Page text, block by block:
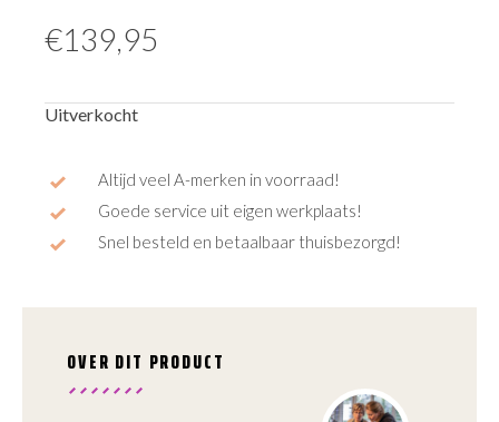
€139,95
Uitverkocht
Altijd veel A-merken in voorraad!
Goede service uit eigen werkplaats!
Snel besteld en betaalbaar thuisbezorgd!
OVER DIT PRODUCT